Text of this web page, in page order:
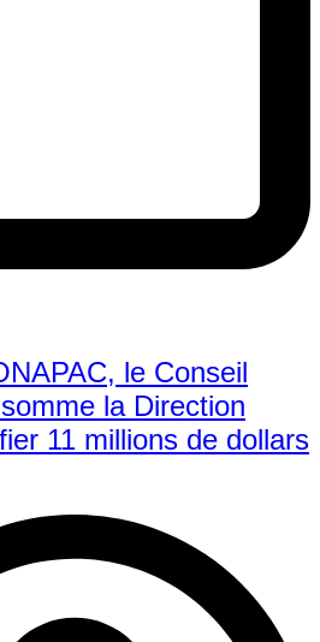
le Conseil
la Direction
11 millions de dollars